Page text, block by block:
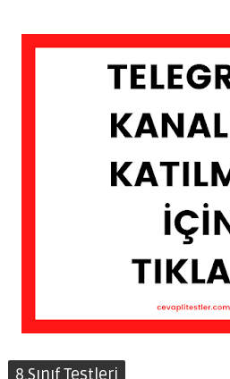
8.Sınıf Testleri